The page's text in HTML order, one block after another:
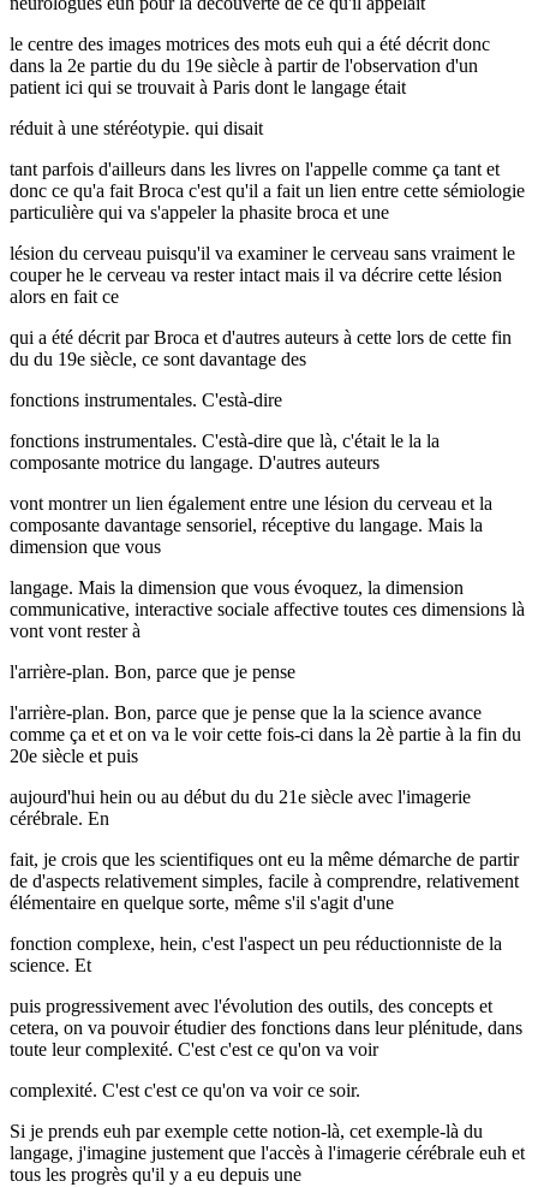
le centre des images motrices des mots euh qui a été décrit donc
dans la 2e partie du du 19e siècle à partir de l'observation d'un
patient ici qui se trouvait à Paris dont le langage était
réduit à une stéréotypie. qui disait
tant parfois d'ailleurs dans les livres on l'appelle comme ça tant et
donc ce qu'a fait Broca c'est qu'il a fait un lien entre cette sémiologie
particulière qui va s'appeler la phasite broca et une
lésion du cerveau puisqu'il va examiner le cerveau sans vraiment le
couper he le cerveau va rester intact mais il va décrire cette lésion
alors en fait ce
qui a été décrit par Broca et d'autres auteurs à cette lors de cette fin
du du 19e siècle, ce sont davantage des
fonctions instrumentales. C'està-dire
fonctions instrumentales. C'està-dire que là, c'était le la la
composante motrice du langage. D'autres auteurs
vont montrer un lien également entre une lésion du cerveau et la
composante davantage sensoriel, réceptive du langage. Mais la
dimension que vous
langage. Mais la dimension que vous évoquez, la dimension
communicative, interactive sociale affective toutes ces dimensions là
vont vont rester à
l'arrière-plan. Bon, parce que je pense
l'arrière-plan. Bon, parce que je pense que la la science avance
comme ça et et on va le voir cette fois-ci dans la 2è partie à la fin du
20e siècle et puis
aujourd'hui hein ou au début du du 21e siècle avec l'imagerie
cérébrale. En
fait, je crois que les scientifiques ont eu la même démarche de partir
de d'aspects relativement simples, facile à comprendre, relativement
élémentaire en quelque sorte, même s'il s'agit d'une
fonction complexe, hein, c'est l'aspect un peu réductionniste de la
science. Et
puis progressivement avec l'évolution des outils, des concepts et
cetera, on va pouvoir étudier des fonctions dans leur plénitude, dans
toute leur complexité. C'est c'est ce qu'on va voir
complexité. C'est c'est ce qu'on va voir ce soir.
Si je prends euh par exemple cette notion-là, cet exemple-là du
langage, j'imagine justement que l'accès à l'imagerie cérébrale euh et
tous les progrès qu'il y a eu depuis une